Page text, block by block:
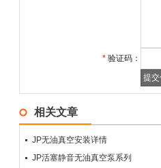
* 验证码：
相关文章
JP无油真空安装详情
JP活塞静音无油真空泵系列